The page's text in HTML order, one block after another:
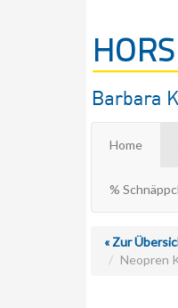
Home
%
« Zur
Neopren